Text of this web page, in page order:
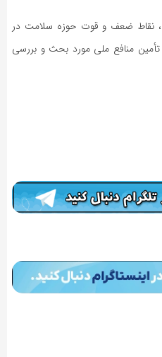
نقاط ضعف و قوت حوزه سلامت در
تأمین منافع ملی مورد بحث و بررسی